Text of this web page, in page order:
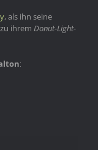
, als ihn seine
ihrem Donut-Light-
: